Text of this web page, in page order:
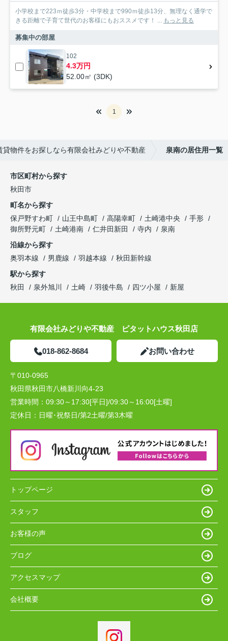
小学校まで223ｍ徒歩3分・中学校まで990ｍ徒歩13分、無理なく通学で
きる距離で子育て世代のお客様にもおススメです！ ... もっと見る
募集中の部屋
102
4.3万円
52.00㎡ (3DK)
1
貸物件をお探しなら有限会社みどりや不動産 泉南の居住用一覧
市区町村から探す
秋田市
町名から探す
保戸野すわ町
山王中島町 高陽幸町 土崎港中央
手形
御所野元町
土崎港南 仁井田新田 寺内
泉南
沿線から探す
奥羽本線
男鹿線 羽越本線
秋田新幹線
駅から探す
秋田
泉外旭川 土崎 羽後牛島 四ツ小屋 新屋
有限会社みどりや不動産 ピタットハウス秋田店
018-862-8684 お問い合わせ
〒010-0965
秋田県秋田市八橋新川向4-23
営業時間： 09:30～17:30[平日]/09:30～16:00[土曜]
定休日： 日曜･祝祭日/第2土曜/第3木曜
トップページ
スタッフ
お客様の声
ブログ
アクセスマップ
会社概要